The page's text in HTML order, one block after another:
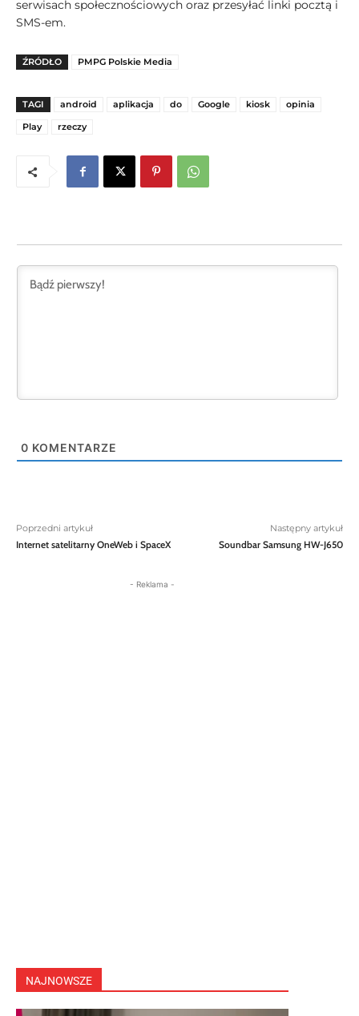
serwisach społecznościowych oraz przesyłać linki pocztą i
SMS-em.
ŹRÓDŁO PMPG Polskie Media
TAGI android aplikacja do Google kiosk
opinia
Play
rzeczy
0 KOMENTARZE
Poprzedni artykuł
Internet satelitarny OneWeb i SpaceX
Następny artykuł
Soundbar Samsung HW-J650
- Reklama -
NAJNOWSZE